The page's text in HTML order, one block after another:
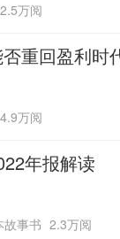
2.5万阅
重回盈利时
4.9万阅
年报解读
故事书 2.3万阅